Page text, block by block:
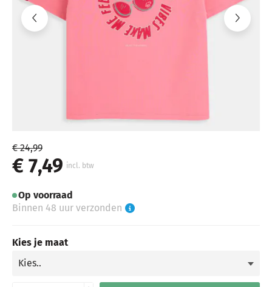
€ 24,99
€ 7,49 incl. btw
Op voorraad
Binnen 48 uur verzonden
Kies je maat